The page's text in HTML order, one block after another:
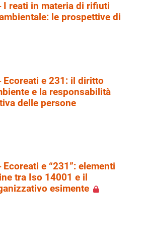
I reati in materia di rifiuti
le prospettive di
Ecoreati e 231: il diritto
e la responsabilità
delle persone
Ecoreati e “231”: elementi
tra Iso 14001 e il
esimente